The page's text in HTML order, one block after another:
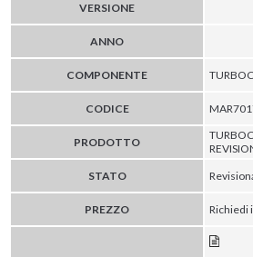
VERSIONE
ANNO
COMPONENTE
CODICE
PRODOTTO
STATO
PREZZO Richiedi